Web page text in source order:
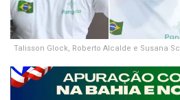
Talisson Glock, Roberto Alcalde e Susana